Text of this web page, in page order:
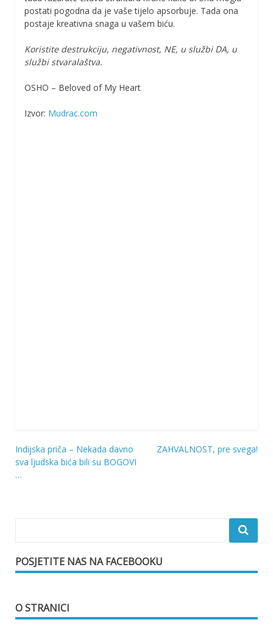
postati pogodna da je vaše tijelo apsorbuje. Tada ona
postaje kreativna snaga u vašem biću.
Koristite destrukciju, negativnost, NE, u službi DA, u
službi stvaralaštva.
OSHO – Beloved of My Heart
Izvor: Mudrac.com
Navigacija
objava
Indijska priča – Nekada davno
sva ljudska bića bili su BOGOVI
…
ZAHVALNOST, pre svega!
POSJETITE NAS NA FACEBOOKU
O STRANICI